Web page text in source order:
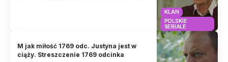
KLAN
POLSKIE
SERIALE
M jak miłość 1769 odc. Justyna jest w
ciąży. Streszczenie 1769 odcinka